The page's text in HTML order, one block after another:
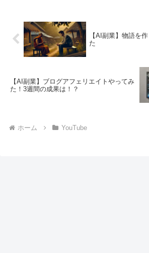
【AI副業】物語を
た
【AI副業】ブログアフェリエイトやってみ
た！3週間の成果は！？
ホーム YouTube